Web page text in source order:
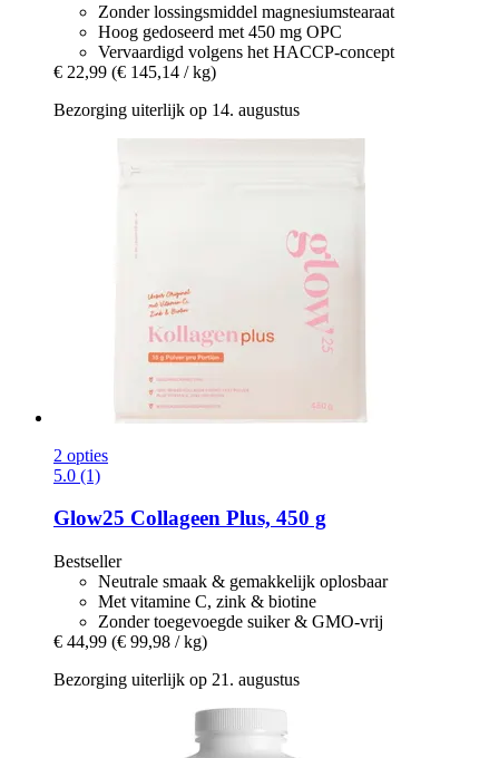
Zonder lossingsmiddel magnesiumstearaat
Hoog gedoseerd met 450 mg OPC
Vervaardigd volgens het HACCP-concept
€ 22,99 (€ 145,14 / kg)
Bezorging uiterlijk op 14. augustus
2 opties
5.0 (1)
Glow25 Collageen Plus, 450 g
Bestseller
Neutrale smaak & gemakkelijk oplosbaar
Met vitamine C, zink & biotine
Zonder toegevoegde suiker & GMO-vrij
€ 44,99 (€ 99,98 / kg)
Bezorging uiterlijk op 21. augustus